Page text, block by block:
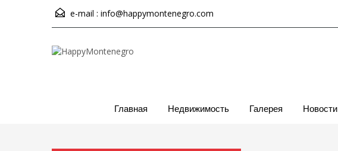
e-mail : info@happymontenegro.com
Главная Недвижимость Галерея Новости